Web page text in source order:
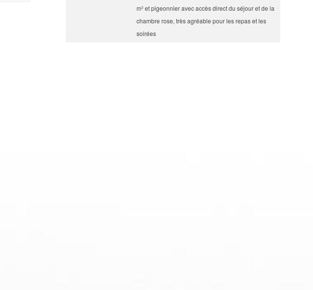
m² et pigeonnier avec accès direct du séjour et de la
chambre rose, très agréable pour les repas et les
soirées